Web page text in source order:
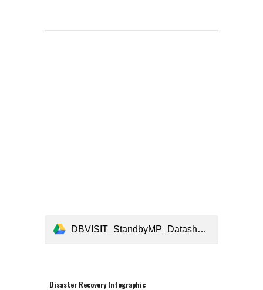
DBVISIT_StandbyMP_Datasheet_ES_1-02.pdf
Disaster Recovery Infographic